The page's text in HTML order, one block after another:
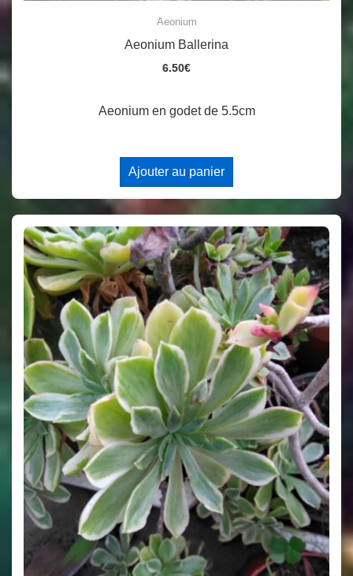
Aeonium
Aeonium Ballerina
6.50€
Aeonium en godet de 5.5cm
Ajouter au panier